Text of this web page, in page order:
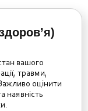
вашого
травми,
оцінити
наявність